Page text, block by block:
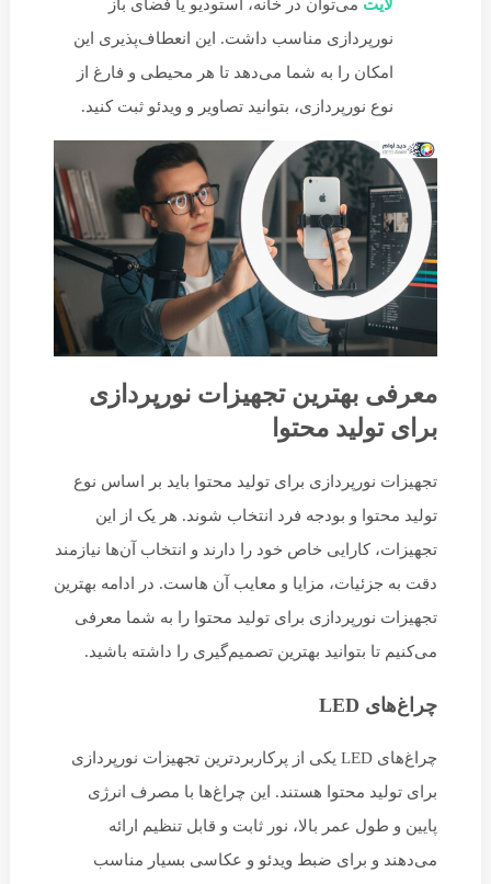
لایت می‌توان در خانه، استودیو یا فضای باز
نورپردازی مناسب داشت. این انعطاف‌پذیری این
امکان را به شما می‌دهد تا هر محیطی و فارغ از
نوع نورپردازی، بتوانید تصاویر و ویدئو ثبت کنید.
معرفی بهترین تجهیزات نورپردازی
برای تولید محتوا
تجهیزات نورپردازی برای تولید محتوا باید بر اساس نوع
تولید محتوا و بودجه فرد انتخاب شوند. هر یک از این
تجهیزات، کارایی خاص خود را دارند و انتخاب آن‌ها نیازمند
دقت به جزئیات، مزایا و معایب آن هاست. در ادامه بهترین
تجهیزات نورپردازی برای تولید محتوا را به شما معرفی
می‌کنیم تا بتوانید بهترین تصمیم‌گیری را داشته باشید.
چراغ‌های LED
چراغ‌های LED یکی از پرکاربردترین تجهیزات نورپردازی
برای تولید محتوا هستند. این چراغ‌ها با مصرف انرژی
پایین و طول عمر بالا، نور ثابت و قابل تنظیم ارائه
می‌دهند و برای ضبط ویدئو و عکاسی بسیار مناسب